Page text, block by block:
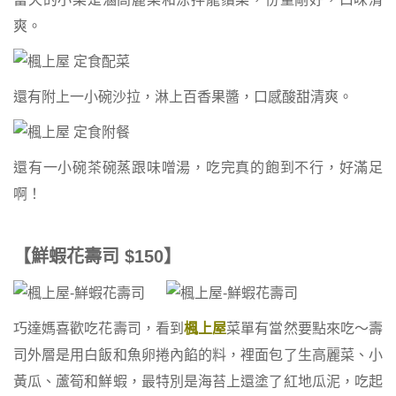
爽。
還有附上一小碗沙拉，淋上百香果醬，口感酸甜清爽。
還有一小碗茶碗蒸跟味噌湯，吃完真的飽到不行，好滿足
啊！
【鮮蝦花壽司 $150】
巧達媽喜歡吃花壽司，看到 楓上屋菜單有當然要點來吃～壽
司外層是用白飯和魚卵捲內餡的料，裡面包了生高麗菜、小
黃瓜、蘆筍和鮮蝦，最特別是海苔上還塗了紅地瓜泥，吃起